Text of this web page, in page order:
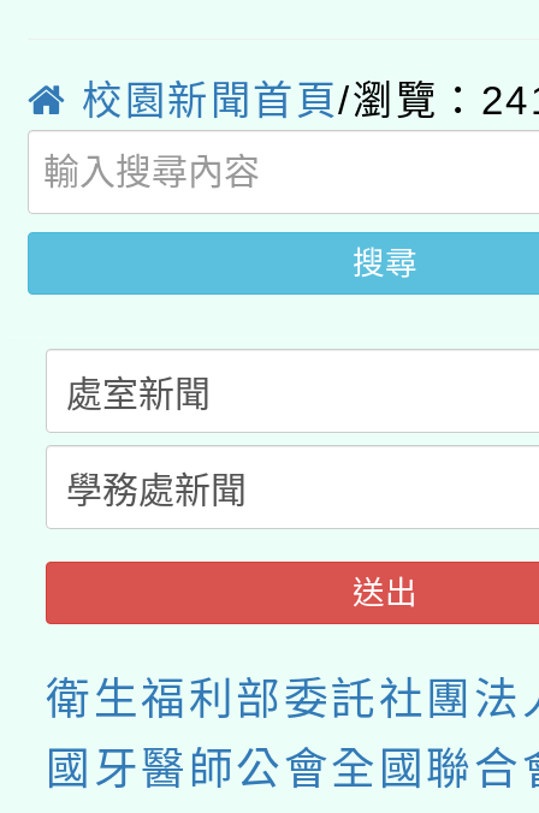
用水績優單位及節水達
動」
桃園市孔廟祈福系列
開 智慧啟航」
2026年桃園地景藝術
校園新聞首頁/瀏覽：
搜尋
送出
衛生福利部委託社團法
國牙醫師公會全國聯合